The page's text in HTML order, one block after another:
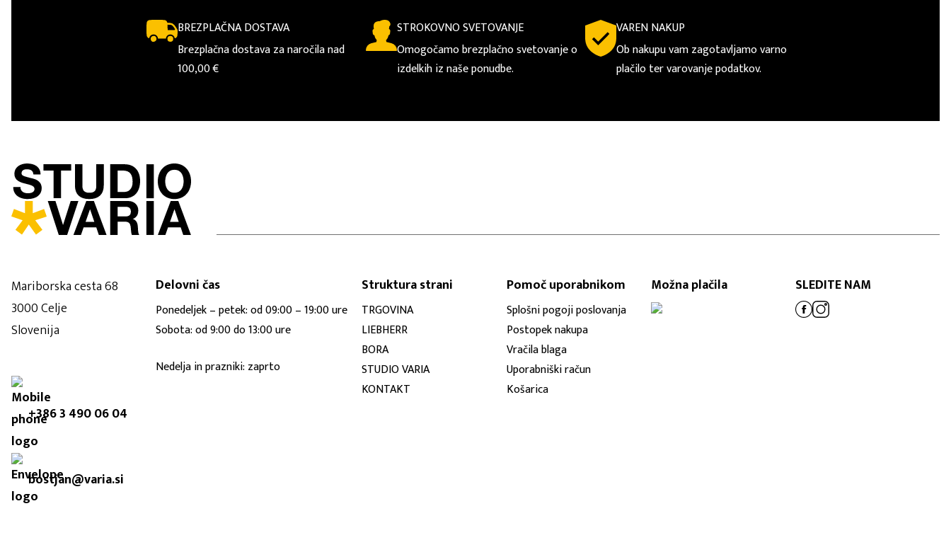
BREZPLAČNA DOSTAVA
Brezplačna dostava za naročila nad
100,00 €
STROKOVNO SVETOVANJE
Omogočamo brezplačno svetovanje o
izdelkih iz naše ponudbe.
VAREN NAKUP
Ob nakupu vam zagotavljamo varno
plačilo ter varovanje podatkov.
Mariborska cesta 68
3000 Celje
Slovenija
+386 3 490 06 04
bostjan@varia.si
Delovni čas
Ponedeljek – petek: od 09:00 – 19:00 ure
Sobota: od 9:00 do 13:00 ure
Nedelja in prazniki: zaprto
Struktura strani
TRGOVINA
LIEBHERR
BORA
STUDIO VARIA
KONTAKT
Pomoč uporabnikom
Splošni pogoji poslovanja
Postopek nakupa
Vračila blaga
Uporabniški račun
Košarica
Možna plačila SLEDITE NAM